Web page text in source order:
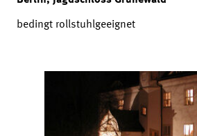
bedingt rollstuhlgeeignet